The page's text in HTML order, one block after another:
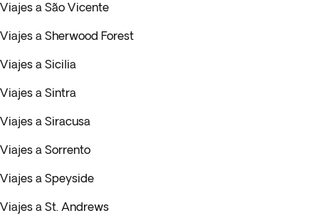
Viajes a São Vicente
Viajes a Sherwood Forest
Viajes a Sicilia
Viajes a Sintra
Viajes a Siracusa
Viajes a Sorrento
Viajes a Speyside
Viajes a St. Andrews